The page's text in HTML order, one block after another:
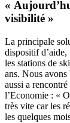
«
visibilité »
La principale
dispositif
les stations de
ans. Nous
aussi a
l’Economie : «
très vite car les
les quelques